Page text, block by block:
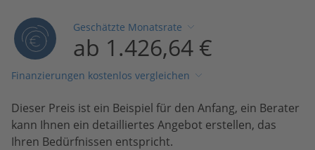
Geschätzte Monatsrate
ab 1.426,64 €
Finanzierungen kostenlos vergleichen
Dieser Preis ist ein Beispiel für den Anfang, ein Berater
kann Ihnen ein detailliertes Angebot erstellen, das
Ihren Bedürfnissen entspricht.